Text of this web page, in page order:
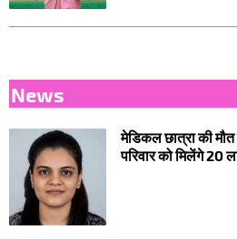
News
मेडिकल छात्रा की
परिवार को मिलेंगे 20